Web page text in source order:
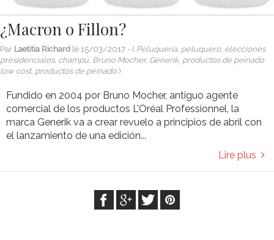
¿Macron o Fillon?
Par Laetitia Richard le 15/03/2017 - ( Peluquería, peluquero, elecciones
presidenciales, champú, Bruno Mocher, Generik, productos de peinado
low cost, productos de peinado )
Fundido en 2004 por Bruno Mocher, antiguo agente
comercial de los productos L’Oréal Professionnel, la
marca Generik va a crear revuelo a principios de abril con
el lanzamiento de una edición...
Lire plus